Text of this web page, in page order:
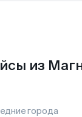
из
города